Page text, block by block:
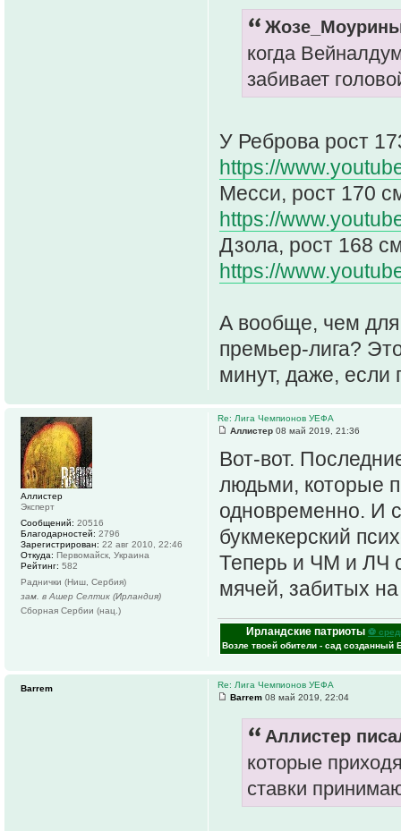
когда
забивает
У Реброва рост
https://
Месси, рост 170
https://
Дзола, рост 168
https://
А вообще, чем для
премьер-лига?
минут, даже, если
Re: Лига Чемпионов УЕФА
Аллистер 08 май 2019, 21:36
Вот-вот.
людьми, которые
одновременно. И
букмекерский
Теперь и ЧМ и ЛЧ
мячей, забитых
Ирландские патриоты ⚽
Возле твоей обители - сад созданный
Аллистер
Эксперт
Сообщений: 20516
Благодарностей: 2796
Зарегистрирован: 22 авг 2010, 22:46
Откуда: Первомайск, Украина
Рейтинг: 582
Раднички (Ниш, Сербия)
зам. в Ашер Селтик (Ирландия)
Сборная Сербии (нац.)
Re: Лига Чемпионов УЕФА
Barrem 08 май 2019, 22:04
Аллистер
которые
ставки
Barrem